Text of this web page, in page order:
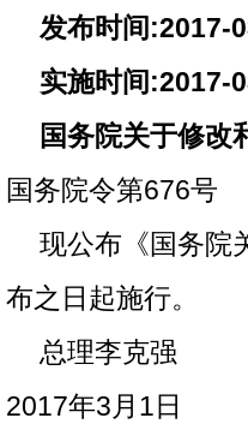
发布时间:2017-
实施时间:2017-
国务院关于修改
国务院令第676号
现公布《国务院
布之日起施行。
总理李克强
2017年3月1日